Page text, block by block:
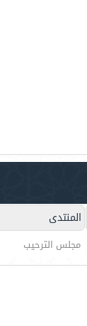
المنتدى
مجلس الترحيب